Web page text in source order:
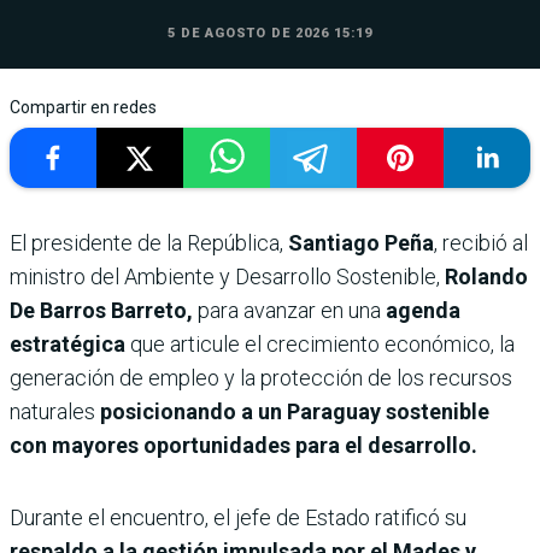
5 DE AGOSTO DE 2026 15:19
Compartir en redes
El presidente de la República, Santiago Peña, recibió al
ministro del Ambiente y Desarrollo Sostenible, Rolando
De Barros Barreto, para avanzar en una agenda
estratégica que articule el crecimiento económico, la
generación de empleo y la protección de los recursos
naturales posicionando a un Paraguay sostenible
con mayores oportunidades para el desarrollo.
Durante el encuentro, el jefe de Estado ratificó su